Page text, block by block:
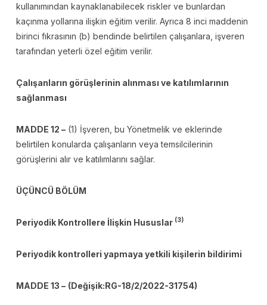
kullanımından kaynaklanabilecek riskler ve bunlardan
kaçınma yollarına ilişkin eğitim verilir. Ayrıca 8 inci maddenin
birinci fıkrasının (b) bendinde belirtilen çalışanlara, işveren
tarafından yeterli özel eğitim verilir.
Çalışanların görüşlerinin alınması ve katılımlarının
sağlanması
MADDE 12 –(1) İşveren, bu Yönetmelik ve eklerinde
belirtilen konularda çalışanların veya temsilcilerinin
görüşlerini alır ve katılımlarını sağlar.
ÜÇÜNCÜ BÖLÜM
Periyodik Kontrollere İlişkin Hususlar (3)
Periyodik kontrolleri yapmaya yetkili kişilerin bildirimi
MADDE 13 – (Değişik:RG-18/2/2022-31754)